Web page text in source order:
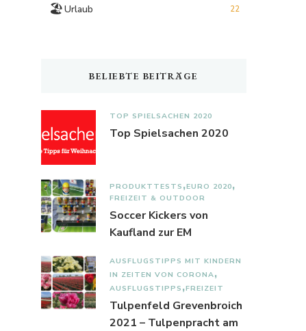
🏖️Urlaub 22
BELIEBTE BEITRÄGE
TOP SPIELSACHEN 2020
Top Spielsachen 2020
PRODUKTTESTS EURO 2020
FREIZEIT & OUTDOOR
Soccer Kickers von
Kaufland zur EM
AUSFLUGSTIPPS MIT KINDERN
IN ZEITEN VON CORONA
AUSFLUGSTIPPS FREIZEIT
Tulpenfeld Grevenbroich
2021 – Tulpenpracht am